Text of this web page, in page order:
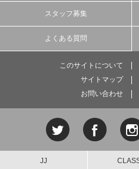
スタッフ募集
よくある質問
このサイトについて
サイトマップ
お問い合わせ
JJ